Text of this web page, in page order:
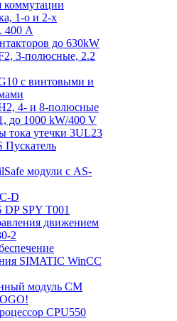
коммутации
1-о и 2-х
400 A
до 630kW
3-полюсные, 2.2
c винтовыми и
4- и 8-полюсные
до 1000 kW/400 V
тока утечки 3UL23
Пускатель
модули с AS-
D
SPY T001
движением
2
SIMATIC WinCC
модуль CM
CPU550